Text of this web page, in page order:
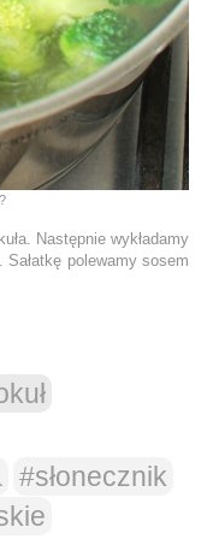
Następnie wykładamy
polewamy sosem
#słonecznik